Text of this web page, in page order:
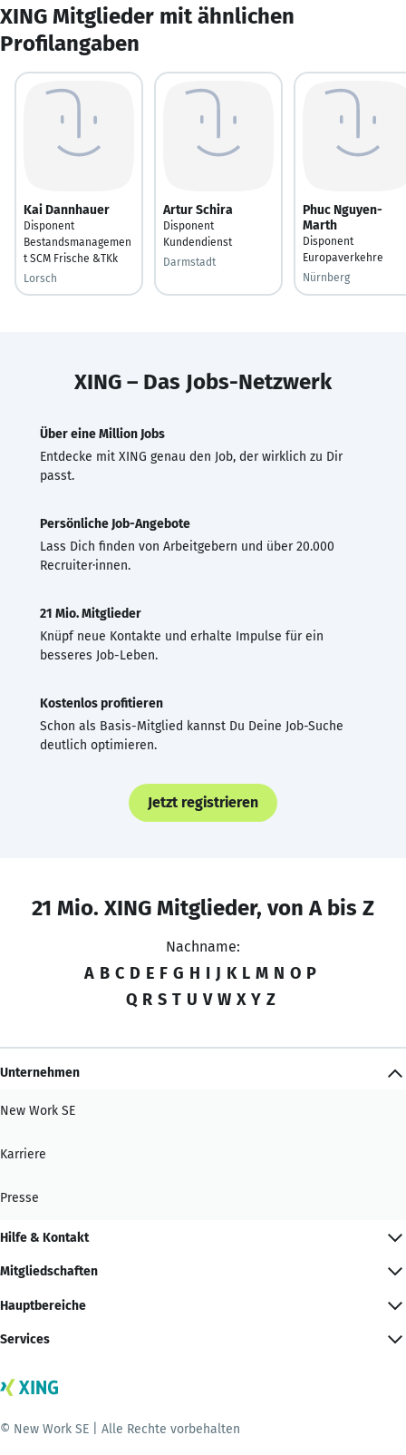
XING Mitglieder mit ähnlichen
Profilangaben
Kai Dannhauer
Disponent
Bestandsmanagemen
t SCM Frische &TKk
Lorsch
Artur Schira
Disponent
Kundendienst
Darmstadt
Phuc Nguyen-
Marth
Disponent
Europaverkehre
Nürnberg
XING – Das Jobs-Netzwerk
Über eine Million Jobs
Entdecke mit XING genau den Job, der wirklich zu Dir
passt.
Persönliche Job-Angebote
Lass Dich finden von Arbeitgebern und über 20.000
Recruiter·innen.
21 Mio. Mitglieder
Knüpf neue Kontakte und erhalte Impulse für ein
besseres Job-Leben.
Kostenlos profitieren
Schon als Basis-Mitglied kannst Du Deine Job-Suche
deutlich optimieren.
Jetzt registrieren
21 Mio. XING Mitglieder, von A bis Z
Nachname:
A B C D E F G H I J K L M N O P
Q R S T U V W X Y Z
Unternehmen
New Work SE
Karriere
Presse
Hilfe & Kontakt
Mitgliedschaften
Hauptbereiche
Services
© New Work SE | Alle Rechte vorbehalten